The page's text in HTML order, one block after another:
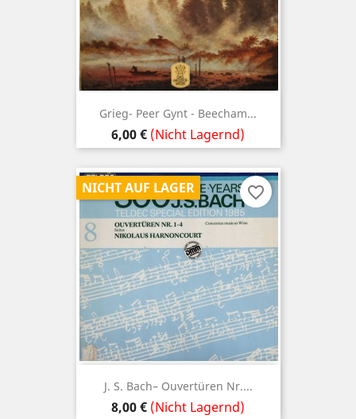
Grieg- Peer Gynt - Beecham...
Preis
6,00 € (Nicht Lagernd)
J. S. Bach– Ouvertüren Nr....
Preis
8,00 € (Nicht Lagernd)
NICHT AUF LAGER favorite_border